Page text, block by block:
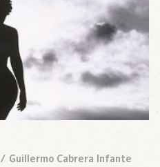
/ Guillermo Cabrera Infante